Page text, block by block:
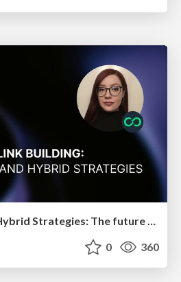
Impact Scores and Hybrid Strategies: The future of link building
0 360